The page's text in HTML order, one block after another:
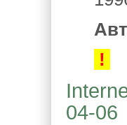
!
04-06